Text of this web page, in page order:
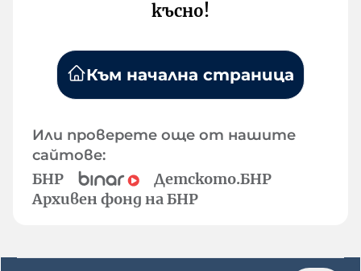
късно!
Към начална страница
Или проверете още от нашите
сайтове:
БНР
Детското.БНР
Архивен фонд на БНР